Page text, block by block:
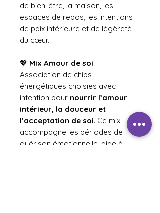
de bien-être, la maison, les
espaces de repos, les intentions
de paix intérieure et de légèreté
du cœur.
💖 Mix Amour de soi
Association de chips
énergétiques choisies avec
intention pour nourrir l’amour
intérieur, la douceur et
l’acceptation de soi. Ce mix
accompagne les périodes de
guérison émotionnelle, aide à